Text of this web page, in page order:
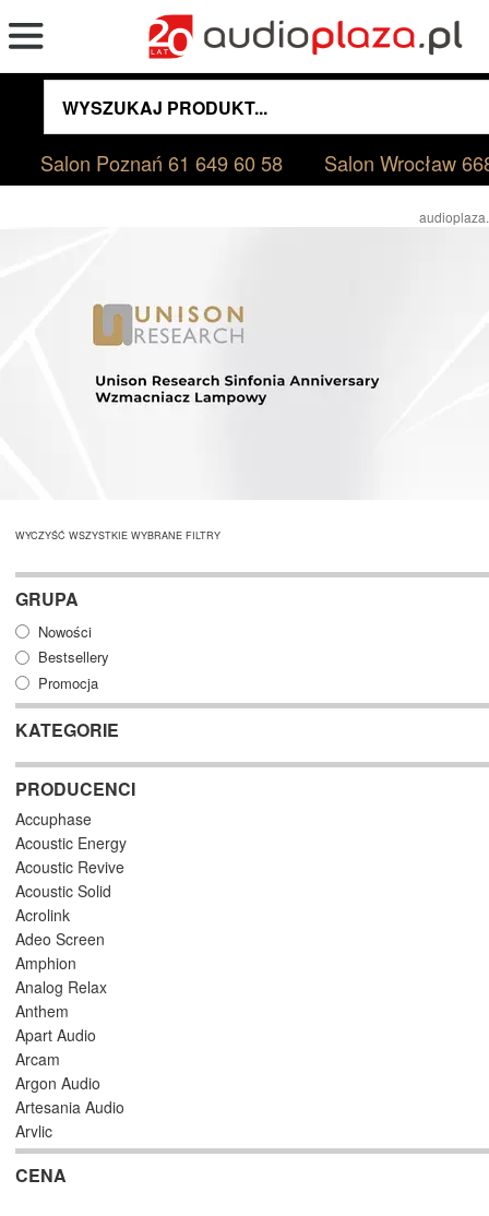
Salon Poznań61 649 60 58 Salon Wrocław
WYCZYŚĆ WSZYSTKIE WYBRANE FILTRY
GRUPA
Nowości
Bestsellery
Promocja
KATEGORIE
PRODUCENCI
Accuphase
Acoustic Energy
Acoustic Revive
Acoustic Solid
Acrolink
Adeo Screen
Amphion
Analog Relax
Anthem
Apart Audio
Arcam
Argon Audio
Artesania Audio
Arylic
Astell/Kern
Atlas
CENA